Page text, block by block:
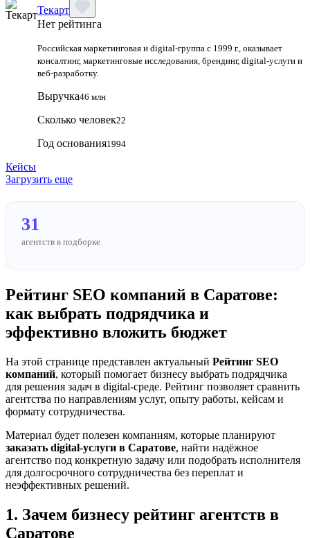
Текарт
Нет рейтинга
Российская маркетинговая и digital‑группа с 1999 г., оказывает
консалтинг, маркетинговые исследования, брендинг, digital‑услуги и
веб‑разработку.
Выручка46 млн
Сколько человек22
Год основания1994
Кейсы
Загрузить еще
31
агентств в подборке
Рейтинг SEO компаний в Саратове:
как выбрать подрядчика и
эффективно вложить бюджет
На этой странице представлен актуальный Рейтинг SEO
компаний, который помогает бизнесу выбрать подрядчика
для решения задач в digital-среде. Рейтинг позволяет сравнить
агентства по направлениям услуг, опыту работы, кейсам и
формату сотрудничества.
Материал будет полезен компаниям, которые планируют
заказать digital-услуги в Саратове, найти надёжное
агентство под конкретную задачу или подобрать исполнителя
для долгосрочного сотрудничества без переплат и
неэффективных решений.
1. Зачем бизнесу рейтинг агентств в
Саратове